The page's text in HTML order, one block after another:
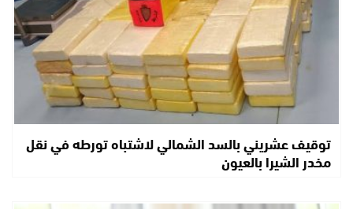
توقيف عشريني بالسد الشمالي لاشتباه تورطه في نقل
مخدر الشيرا بالعيون